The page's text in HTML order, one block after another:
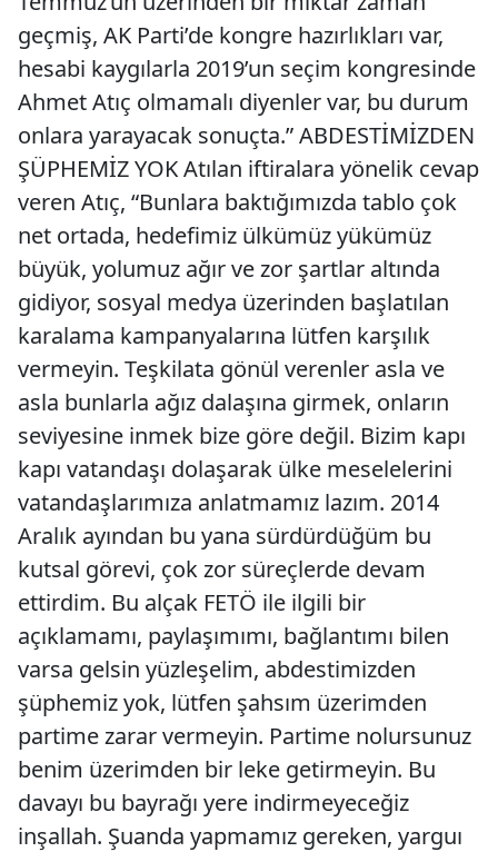
geçmiş, AK Parti’de kongre hazırlıkları var,
hesabi kaygılarla 2019’un seçim kongresinde
Ahmet Atıç olmamalı diyenler var, bu durum
onlara yarayacak sonuçta.” ABDESTİMİZDEN
ŞÜPHEMİZ YOK Atılan iftiralara yönelik cevap
veren Atıç, “Bunlara baktığımızda tablo çok
net ortada, hedefimiz ülkümüz yükümüz
büyük, yolumuz ağır ve zor şartlar altında
gidiyor, sosyal medya üzerinden başlatılan
karalama kampanyalarına lütfen karşılık
vermeyin. Teşkilata gönül verenler asla ve
asla bunlarla ağız dalaşına girmek, onların
seviyesine inmek bize göre değil. Bizim kapı
kapı vatandaşı dolaşarak ülke meselelerini
vatandaşlarımıza anlatmamız lazım. 2014
Aralık ayından bu yana sürdürdüğüm bu
kutsal görevi, çok zor süreçlerde devam
ettirdim. Bu alçak FETÖ ile ilgili bir
açıklamamı, paylaşımımı, bağlantımı bilen
varsa gelsin yüzleşelim, abdestimizden
şüphemiz yok, lütfen şahsım üzerimden
partime zarar vermeyin. Partime nolursunuz
benim üzerimden bir leke getirmeyin. Bu
davayı bu bayrağı yere indirmeyeceğiz
inşallah. Şuanda yapmamız gereken, yarguı